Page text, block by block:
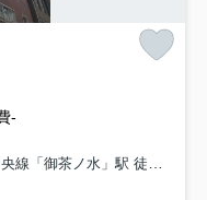
-
線「御茶ノ水」駅 徒歩8分